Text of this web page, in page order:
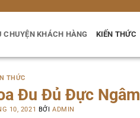
CHUYỆN KHÁCH HÀNG KIẾN THỨC
THỨC
Đu Đủ Đực
10, 2021 BỞI ADMIN